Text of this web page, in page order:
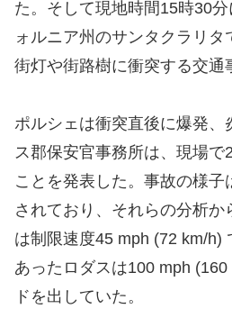
た。そして現地時間15時30
ォルニア州のサンタクラリ
街灯や街路樹に衝突する交通
ポルシェは衝突直後に爆発、
ス郡保安官事務所は、現場で
ことを発表した。事故の様
されており、それらの分析
は制限速度45 mph (72 km/h)
あったロダスは100 mph
ドを出していた。